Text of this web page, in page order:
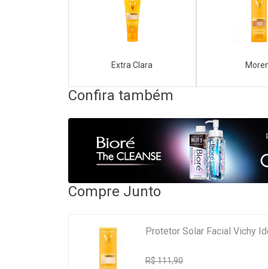
Extra Clara
Confira também
Compre Junto
Protetor Solar Facial Vichy
R$ 111,90